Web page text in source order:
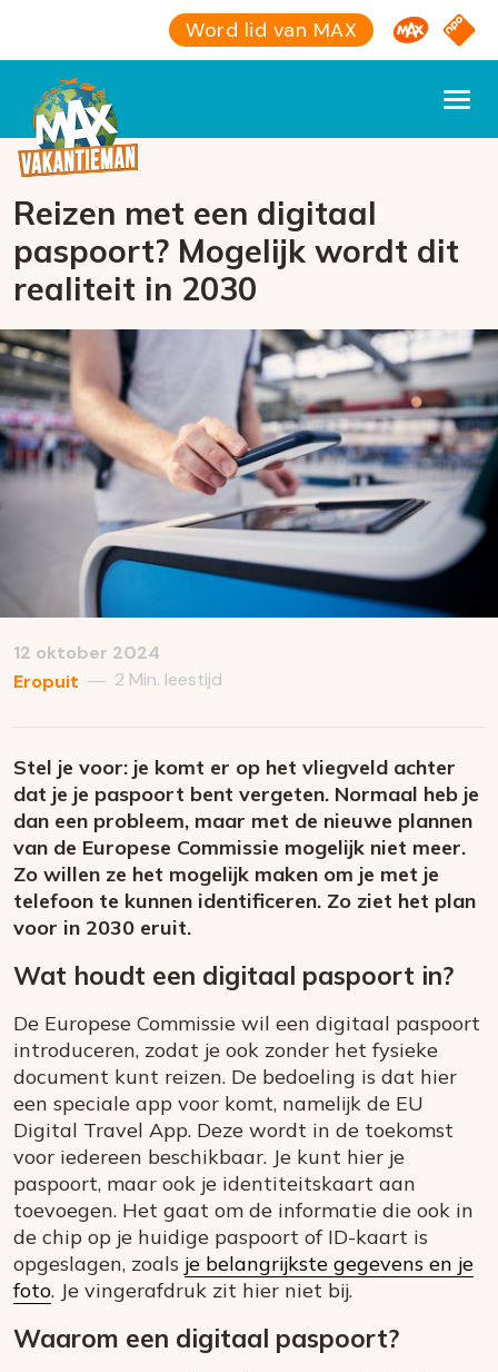
Word lid van MAX Omroep
NPO
Reizen met een digitaal
paspoort? Mogelijk wordt dit
realiteit in 2030
12 oktober 2024
Eropuit — 2 Min. leestijd
Stel je voor: je komt er op het vliegveld achter
dat je je paspoort bent vergeten. Normaal heb je
dan een probleem, maar met de nieuwe plannen
van de Europese Commissie mogelijk niet meer.
Zo willen ze het mogelijk maken om je met je
telefoon te kunnen identificeren. Zo ziet het plan
voor in 2030 eruit.
Wat houdt een digitaal paspoort in?
De Europese Commissie wil een digitaal paspoort
introduceren, zodat je ook zonder het fysieke
document kunt reizen. De bedoeling is dat hier
een speciale app voor komt, namelijk de EU
Digital Travel App. Deze wordt in de toekomst
voor iedereen beschikbaar. Je kunt hier je
paspoort, maar ook je identiteitskaart aan
toevoegen. Het gaat om de informatie die ook in
de chip op je huidige paspoort of ID-kaart is
opgeslagen, zoals je belangrijkste gegevens en je
foto. Je vingerafdruk zit hier niet bij.
Waarom een digitaal paspoort?